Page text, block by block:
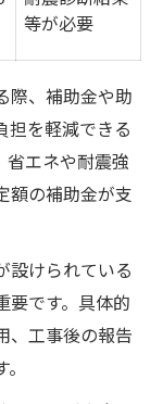
等が必要
際、補助金や助
担を軽減できる
省エネや耐震強
額の補助金が支
設けられている
要です。具体的
、工事後の報告